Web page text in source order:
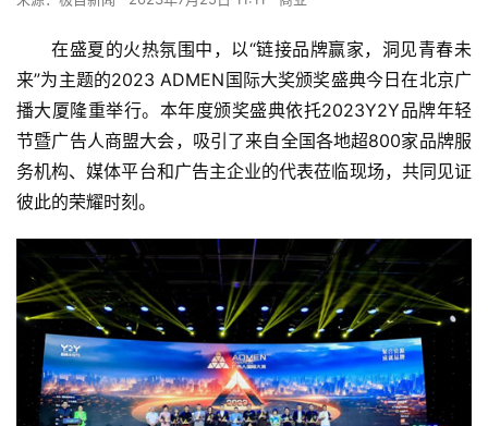
在盛夏的火热氛围中，以“链接品牌赢家，洞见青春未
来”为主题的2023 ADMEN国际大奖颁奖盛典今日在北京广
播大厦隆重举行。本年度颁奖盛典依托2023Y2Y品牌年轻
节暨广告人商盟大会，吸引了来自全国各地超800家品牌服
务机构、媒体平台和广告主企业的代表莅临现场，共同见证
彼此的荣耀时刻。